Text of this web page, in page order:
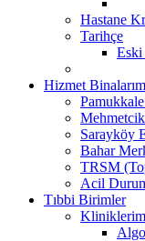
Hastane
Tarihçe
Eski
Hizmet
Sarayköy
Bahar
TRSM
Acil
Tıbbi Birimler